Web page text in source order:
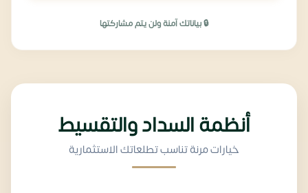
🔒 بياناتك آمنة ولن يتم مشاركتها
أنظمة السداد والتقسيط
خيارات مرنة تناسب تطلعاتك الاستثمارية